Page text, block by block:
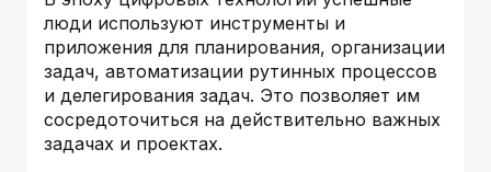
люди используют инструменты и
приложения для планирования, организации
задач, автоматизации рутинных процессов
и делегирования задач. Это позволяет им
сосредоточиться на действительно важных
задачах и проектах.